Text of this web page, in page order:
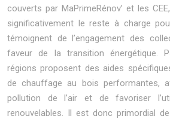
couverts par MaPrimeRénov’ et les
significativement le reste à charge
témoignent de l’engagement des
faveur de la transition énergétique.
régions proposent des aides
de chauffage au bois performantes,
pollution de l’air et de favoriser
renouvelables. Il est donc primordial